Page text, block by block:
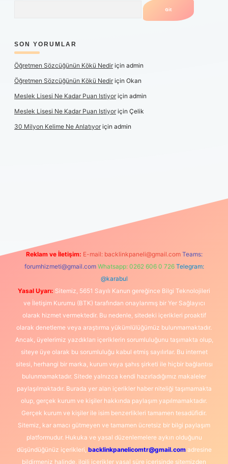
SON YORUMLAR
Öğretmen Sözcüğünün Kökü Nediriçin admin
Öğretmen Sözcüğünün Kökü Nediriçin Okan
Meslek Lisesi Ne Kadar Puan Istiyoriçin admin
Meslek Lisesi Ne Kadar Puan Istiyoriçin Çelik
30 Milyon Kelime Ne Anlatıyoriçin admin
elexbetgiris.org
Reklam ve İletişim: E-mail: backlinkpaneli@gmail.com Teams:
forumhizmeti@gmail.com Whatsapp: 0262 606 0 726 Telegram:
@karabul
Yasal Uyarı: Sitemiz, 5651 Sayılı Kanun gereğince Bilgi Teknolojileri
ve İletişim Kurumu (BTK) tarafından onaylanmış bir Yer Sağlayıcı
olarak hizmet vermektedir. Bu nedenle, sitedeki içerikleri proaktif
olarak denetleme veya araştırma yükümlülüğümüz bulunmamaktadır.
Ancak, üyelerimiz yazdıkları içeriklerin sorumluluğunu taşımakta olup,
siteye üye olarak bu sorumluluğu kabul etmiş sayılırlar. Bu internet
sitesi, herhangi bir marka, kurum veya şahıs şirketi ile hiçbir bağlantısı
bulunmamaktadır. Sitede yalnızca kendi hazırladığımız makaleler
paylaşılmaktadır. Burada yer alan içerikler haber niteliği taşımamakta
olup, gerçek kurum ve kişiler hakkında paylaşım yapılmamaktadır.
Gerçek kurum ve kişiler ile isim benzerlikleri tamamen tesadüfidir.
Sitemiz, kar amacı gütmeyen ve tamamen ücretsiz bir bilgi paylaşım
platformudur. Hukuka ve yasal düzenlemelere aykırı olduğunu
düşündüğünüz içerikleri, backlinkpanelicomtr@gmail.comadresine
bildirmeniz halinde, ilgili içerikler yasal süre içerisinde sitemizden